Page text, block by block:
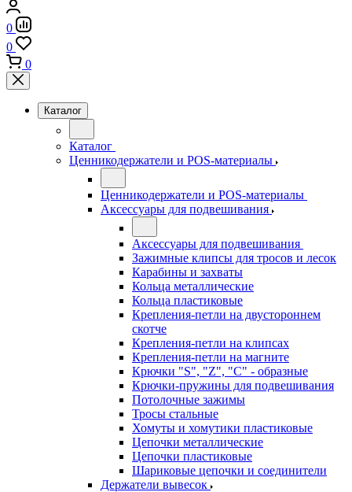
0
0
0
Каталог
Каталог
Ценникодержатели и POS-материалы
Ценникодержатели и POS-материалы
Аксессуары для подвешивания
Аксессуары для подвешивания
Зажимные клипсы для тросов и лесок
Карабины и захваты
Кольца металлические
Кольца пластиковые
Крепления-петли на двустороннем
скотче
Крепления-петли на клипсах
Крепления-петли на магните
Крючки "S", "Z", "C" - образные
Крючки-пружины для подвешивания
Потолочные зажимы
Тросы стальные
Хомуты и хомутики пластиковые
Цепочки металлические
Цепочки пластиковые
Шариковые цепочки и соединители
Держатели вывесок